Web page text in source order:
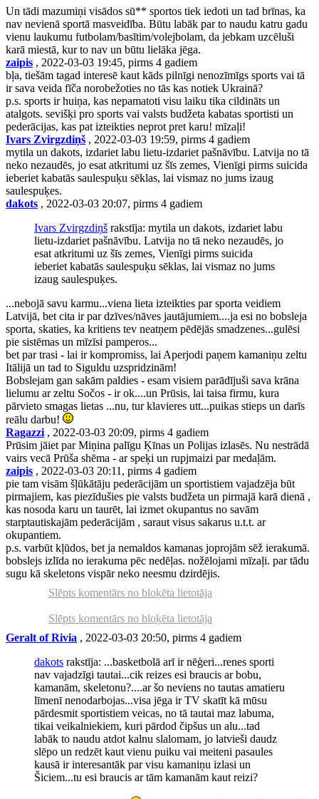
Un tādi mazumiņi visādos sū** sportos tiek iedoti un tad brīnas, ka
nav nevienā sportā masveidība. Būtu labāk par to naudu katru gadu
vienu laukumu futbolam/basītim/volejbolam, da jebkam uzcēluši
karā miestā, kur to nav un būtu lielāka jēga.
zaipis , 2022-03-03 19:45, pirms 4 gadiem
bļa, tiešām tagad interesē kaut kāds pilnīgi nenozīmīgs sports vai tā
ir sava veida fīča norobežoties no tās kas notiek Ukrainā?
p.s. sports ir huiņa, kas nepamatoti visu laiku tika cildināts un
atalgots. sevišķi pro sports vai valsts budžeta kabatas sportisti un
pederācijas, kas pat izteikties neprot pret karu! mīzaļi!
Ivars Zvirgzdiņš , 2022-03-03 19:59, pirms 4 gadiem
mytila un dakots, izdariet labu lietu-izdariet pašnāvību. Latvija no tā
neko nezaudēs, jo esat atkritumi uz šīs zemes, Vienīgi pirms suicida
ieberiet kabatās saulespuķu sēklas, lai vismaz no jums izaug
saulespuķes.
dakots , 2022-03-03 20:07, pirms 4 gadiem
Ivars Zvirgzdiņš rakstīja: mytila un dakots, izdariet labu
lietu-izdariet pašnāvību. Latvija no tā neko nezaudēs, jo
esat atkritumi uz šīs zemes, Vienīgi pirms suicida
ieberiet kabatās saulespuķu sēklas, lai vismaz no jums
izaug saulespuķes.
...nebojā savu karmu...viena lieta izteikties par sporta veidiem
Latvijā, bet cita ir par dzīves/nāves jautājumiem....ja esi no bobsleja
sporta, skaties, ka kritiens tev neatņem pēdējās smadzenes...gulēsi
pie sistēmas un mīzīsi pamperos...
bet par trasi - lai ir kompromiss, lai Aperjodi paņem kamaniņu zeltu
Itālijā un tad to Siguldu uzspridzinām!
Bobslejam gan sakām paldies - esam visiem parādījuši sava krāna
lielumu ar zeltu Sočos - ir ok....un Prūsis, lai taisa firmu, kura
pārvieto smagas lietas ...nu, tur klavieres utt...puikas stieps un darīs
reālu darbu!
Ragazzi , 2022-03-03 20:09, pirms 4 gadiem
Prūsim jāiet par Miņina palīgu Ķīnas un Polijas izlasēs. Nu nestrādā
vairs vecā Prūša shēma - ar speķi un rupjmaizi par medaļām.
zaipis , 2022-03-03 20:11, pirms 4 gadiem
pie tam visām šļūkātāju pederācijām un sportistiem vajadzēja būt
pirmajiem, kas piezīdušies pie valsts budžeta un pirmajā karā dienā ,
kas nosoda karu un taurēt, lai izmet okupantus no savām
starptautiskajām pederācijām , saraut visus sakarus u.t.t. ar
okupantiem.
p.s. varbūt kļūdos, bet ja nemaldos kamanas joprojām sēž ierakumā.
bobslejs izlīda no ierakuma pēc nedēļas. nožēlojami mīzaļi. par tādu
sugu kā skeletons vispār neko neesmu dzirdējis.
Slēpts komentārs no bloķēta lietotāja
Slēpts komentārs no bloķēta lietotāja
Geralt of Rivia , 2022-03-03 20:50, pirms 4 gadiem
dakots rakstīja: ...basketbolā arī ir nēģeri...renes sporti
nav vajadzīgi tautai...cik reizes esi braucis ar bobu,
kamanām, skeletonu?....ar šo neviens no tautas amatieru
līmenī nenodarbojas...visa jēga ir TV skatīt kā mūsu
pārdesmit sportistiem veicas, no tā tautai maz labuma,
tikai veikalniekiem, kuri pārdod čipšus un alu...tad
labāk to naudu atdot kalnu slalomam, jo latvieši daudz
slēpo un redzēt kaut vienu puiku vai meiteni pasaules
kausā ir interesantāk par visu kamaniņu izlasi un
Šiciem...tu esi braucis ar tām kamanām kaut reizi?